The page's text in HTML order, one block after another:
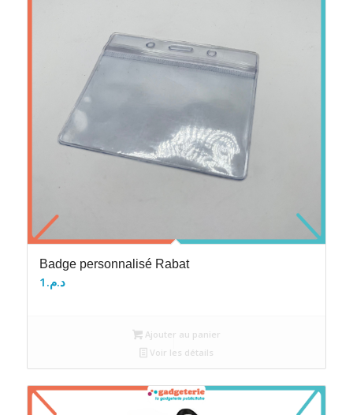
Badge personnalisé Rabat
د.م. 1
Ajouter au panier
Voir les détails